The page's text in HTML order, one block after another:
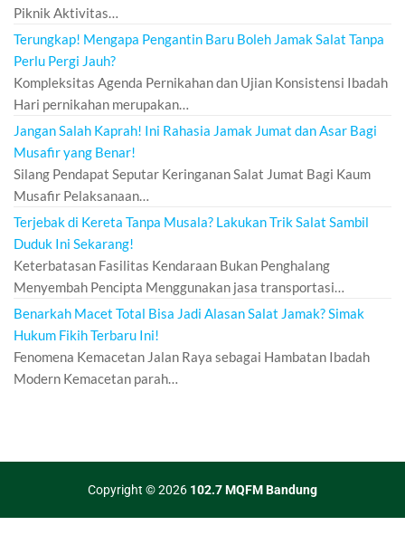
Piknik Aktivitas…
Terungkap! Mengapa Pengantin Baru Boleh Jamak Salat Tanpa
Perlu Pergi Jauh?
Kompleksitas Agenda Pernikahan dan Ujian Konsistensi Ibadah
Hari pernikahan merupakan…
Jangan Salah Kaprah! Ini Rahasia Jamak Jumat dan Asar Bagi
Musafir yang Benar!
Silang Pendapat Seputar Keringanan Salat Jumat Bagi Kaum
Musafir Pelaksanaan…
Terjebak di Kereta Tanpa Musala? Lakukan Trik Salat Sambil
Duduk Ini Sekarang!
Keterbatasan Fasilitas Kendaraan Bukan Penghalang
Menyembah Pencipta Menggunakan jasa transportasi…
Benarkah Macet Total Bisa Jadi Alasan Salat Jamak? Simak
Hukum Fikih Terbaru Ini!
Fenomena Kemacetan Jalan Raya sebagai Hambatan Ibadah
Modern Kemacetan parah…
Copyright © 2026 102.7 MQFM Bandung